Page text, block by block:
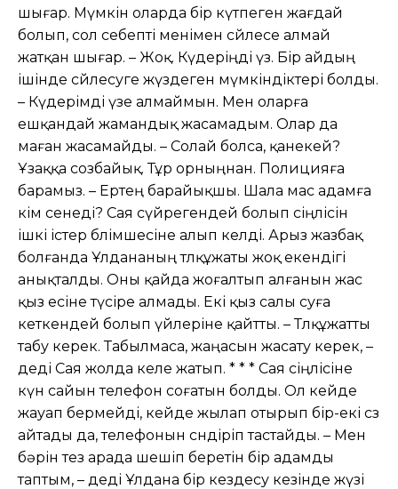
шығар. Мүмкін оларда бір күтпеген жағдай
болып, сол себепті менімен сөйлесе алмай
жатқан шығар. – Жоқ. Күдеріңді үз. Бір айдың
ішінде сөйлесуге жүздеген мүмкіндіктері болды.
– Күдерімді үзе алмаймын. Мен оларға
ешқандай жамандық жасамадым. Олар да
маған жасамайды. – Солай болса, қанекей?
Ұзаққа созбайық. Тұр орныңнан. Полицияға
барамыз. – Ертең барайықшы. Шала мас адамға
кім сенеді? Сая сүйрегендей болып сіңлісін
ішкі істер бөлімшесіне алып келді. Арыз жазбақ
болғанда Ұлдананың төлқұжаты жоқ екендігі
анықталды. Оны қайда жоғалтып алғанын жас
қыз есіне түсіре алмады. Екі қыз салы суға
кеткендей болып үйлеріне қайтты. – Төлқұжатты
табу керек. Табылмаса, жаңасын жасату керек, –
деді Сая жолда келе жатып. * * * Сая сіңлісіне
күн сайын телефон соғатын болды. Ол кейде
жауап бермейді, кейде жылап отырып бір-екі сөз
айтады да, телефонын сөндіріп тастайды. – Мен
бəрін тез арада шешіп беретін бір адамды
таптым, – деді Ұлдана бір кездесу кезінде жүзі